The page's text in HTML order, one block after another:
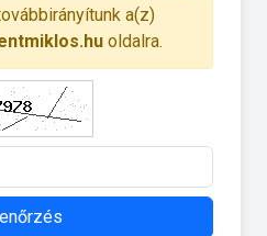
a(z)
oldalra.